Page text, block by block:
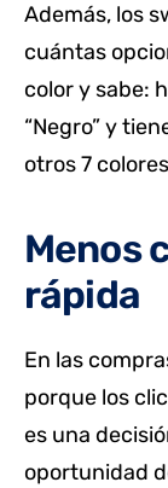
Además, los
cuántas
color y sabe:
“Negro” y
otros 7
Menos
rápida
En las
porque los
es una
oportunidad